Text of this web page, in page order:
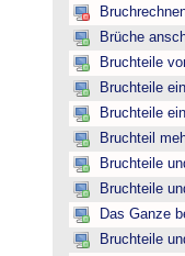
Brüche
Bruchteile
Bruchteile
Bruchteile
Bruchteil
Bruchteile
Bruchteile
Das Ganze
Bruchteile